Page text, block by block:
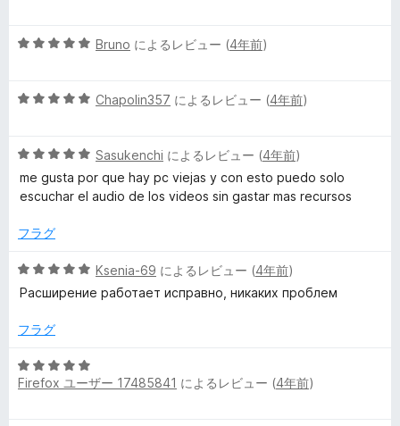
価
5
価
5
中
評
価
Bruno によるレビュー (4年前)
5
中
5
の
価
Chapolin357 によるレビュー (4年前)
5
段
階
5
評
価
Sasukenchi によるレビュー (4年前)
me gusta por que hay pc viejas y con esto puedo solo
escuchar el audio de los videos sin gastar mas recursos
フラグ
5
段
中
の
評
Ksenia-69 によるレビュー (4年前)
Расширение работает исправно, никаких проблем
フラグ
5
段
Firefox ユーザー 17485841 によるレビュー (4年前)